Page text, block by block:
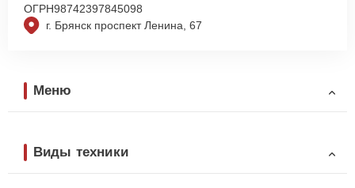
г. Брянск проспект Ленина, 67
ОГРН98742397845098
Меню
Виды техники